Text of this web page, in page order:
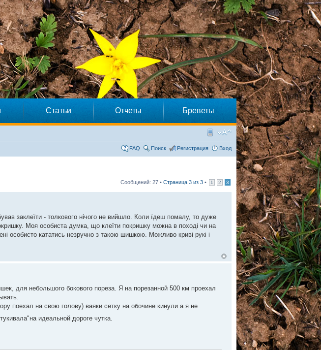
Статьи Отчеты Бреветы
FAQ Поиск Регистрация Вход
Сообщений: 27 • Страница 3 из 3 • 1 2 3
заклеїти - толкового нічого не вийшло. Коли їдеш помалу, то дуже
Моя особиста думка, що клеїти покришку можна в поході чи на
особисто кататись незручно з такою шишкою. Можливо криві рукі і
для небольшого бокового пореза. Я на порезанной 500 км проехал
поехал на свою голову) ваяки сетку на обочине кинули а я не
идеальной дороге чутка.